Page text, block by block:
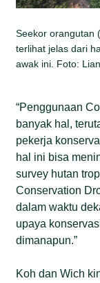
Seekor orangutan
terlihat jelas dari
awak ini. Foto:
“Penggunaan
banyak hal,
pekerja
hal ini bisa
survey hutan
Conservation
dalam waktu
upaya
dimanapun.”
Koh dan Wich